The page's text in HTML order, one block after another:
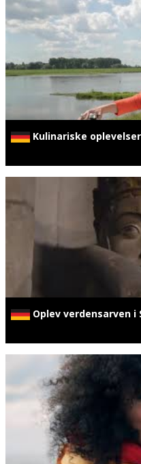
Kulinariske
Oplev verdensarven i